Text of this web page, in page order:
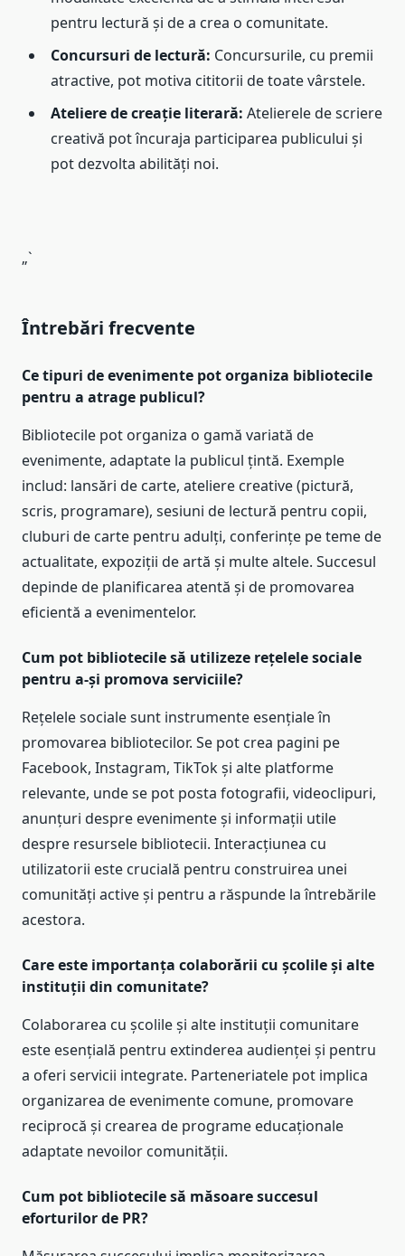
pentru lectură și de a crea o comunitate.
Concursuri de lectură: Concursurile, cu premii
atractive, pot motiva cititorii de toate vârstele.
Ateliere de creație literară: Atelierele de scriere
creativă pot încuraja participarea publicului și
pot dezvolta abilități noi.
„`
Întrebări frecvente
Ce tipuri de evenimente pot organiza bibliotecile
pentru a atrage publicul?
Bibliotecile pot organiza o gamă variată de
evenimente, adaptate la publicul țintă. Exemple
includ: lansări de carte, ateliere creative (pictură,
scris, programare), sesiuni de lectură pentru copii,
cluburi de carte pentru adulți, conferințe pe teme de
actualitate, expoziții de artă și multe altele. Succesul
depinde de planificarea atentă și de promovarea
eficientă a evenimentelor.
Cum pot bibliotecile să utilizeze rețelele sociale
pentru a-și promova serviciile?
Rețelele sociale sunt instrumente esențiale în
promovarea bibliotecilor. Se pot crea pagini pe
Facebook, Instagram, TikTok și alte platforme
relevante, unde se pot posta fotografii, videoclipuri,
anunțuri despre evenimente și informații utile
despre resursele bibliotecii. Interacțiunea cu
utilizatorii este crucială pentru construirea unei
comunități active și pentru a răspunde la întrebările
acestora.
Care este importanța colaborării cu școlile și alte
instituții din comunitate?
Colaborarea cu școlile și alte instituții comunitare
este esențială pentru extinderea audienței și pentru
a oferi servicii integrate. Parteneriatele pot implica
organizarea de evenimente comune, promovare
reciprocă și crearea de programe educaționale
adaptate nevoilor comunității.
Cum pot bibliotecile să măsoare succesul
eforturilor de PR?